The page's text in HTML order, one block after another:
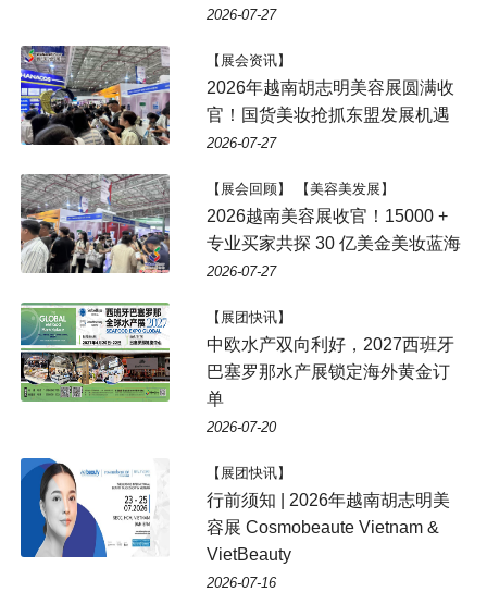
2026-07-27
【展会资讯】
2026年越南胡志明美容展圆满收
官！国货美妆抢抓东盟发展机遇
2026-07-27
【展会回顾】 【美容美发展】
2026越南美容展收官！15000 +
专业买家共探 30 亿美金美妆蓝海
2026-07-27
【展团快讯】
中欧水产双向利好，2027西班牙
巴塞罗那水产展锁定海外黄金订
单
2026-07-20
【展团快讯】
行前须知 | 2026年越南胡志明美
容展 Cosmobeaute Vietnam &
VietBeauty
2026-07-16